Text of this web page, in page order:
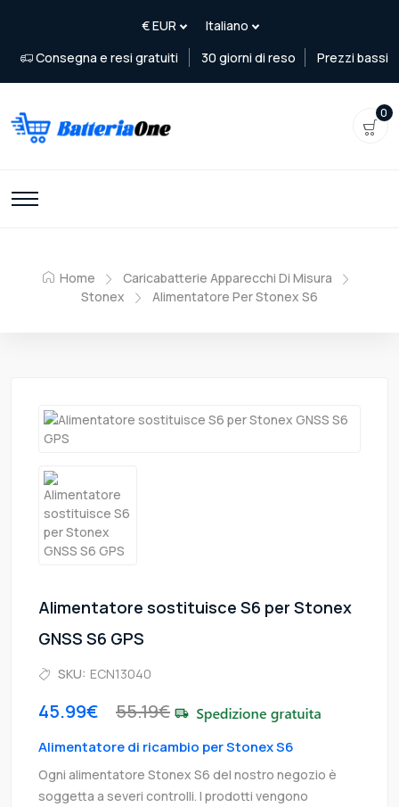
Consegna e resi gratuiti 30 giorni di reso Prezzi bassi
0
Home
Caricabatterie Apparecchi Di Misura
Stonex
Alimentatore Per Stonex S6
Alimentatore sostituisce S6 per Stonex
GNSS S6 GPS
SKU: ECN13040
45.99€ 55.19€
Alimentatore di ricambio per Stonex S6
Ogni alimentatore Stonex S6 del nostro negozio è
soggetta a severi controlli. I prodotti vengono